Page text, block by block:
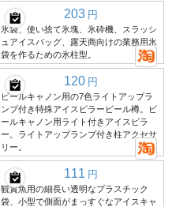
203 円
氷袋、使い捨て氷塊、氷砕機、スラッシ
ュアイスバッグ、露天商向けの業務用氷
袋を作るための氷柱型。
120 円
ビールキャノン用の7色ライトアップラ
ンプ付き特殊アイスピラービール樽。ビ
ールキャノン用ライト付きアイスピラ
ー。ライトアップランプ付き柱アクセサ
リー。
111 円
観賞魚用の細長い透明なプラスチック
袋、小型で側面がまっすぐなアイスキャ